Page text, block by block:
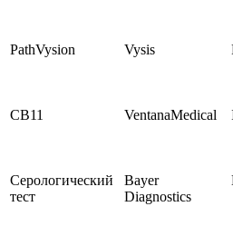
PathVysion Vysis
CB11 VentanaMedical
Серологический
тест
Bayer
Diagnostics